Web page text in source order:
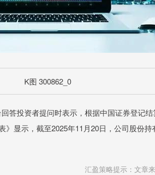
投资者提问时表示，根据中国证券登记结
显示，截至2025年11月20日，公司股份
汇盈策略提示：文章